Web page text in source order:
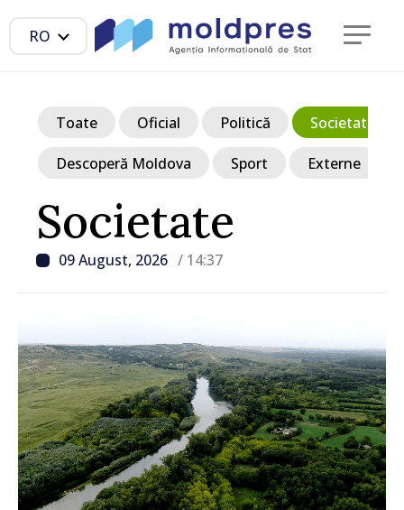
RO
Societate
09 August, 2026 / 14:37
Toate Oficial Politică Societate
Descoperă Moldova Sport Externe